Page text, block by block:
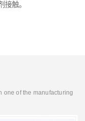
接触。
one of the manufacturing